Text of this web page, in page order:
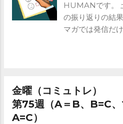
HUMANです。
の振り返りの結
マガでは発信だ
持ちを理解し
供は急には育ち
ことが大事と思
いただき、次の
金曜（コミュトレ）
第75週（A＝B、B=C、
A=C）